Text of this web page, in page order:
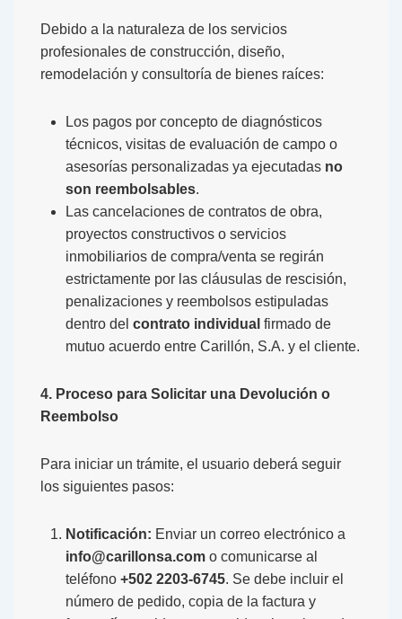
Debido a la naturaleza de los servicios
profesionales de construcción, diseño,
remodelación y consultoría de bienes raíces:
Los pagos por concepto de diagnósticos
técnicos, visitas de evaluación de campo o
asesorías personalizadas ya ejecutadas no
son reembolsables.
Las cancelaciones de contratos de obra,
proyectos constructivos o servicios
inmobiliarios de compra/venta se regirán
estrictamente por las cláusulas de rescisión,
penalizaciones y reembolsos estipuladas
dentro del contrato individual firmado de
mutuo acuerdo entre Carillón, S.A. y el cliente.
4. Proceso para Solicitar una Devolución o
Reembolso
Para iniciar un trámite, el usuario deberá seguir
los siguientes pasos:
Notificación: Enviar un correo electrónico a
info@carillonsa.com o comunicarse al
teléfono +502 2203-6745. Se debe incluir el
número de pedido, copia de la factura y